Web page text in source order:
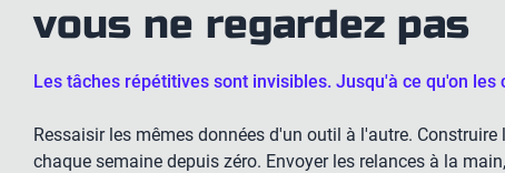
vous ne regardez pas
Les tâches répétitives sont invisibles. Jusqu'à ce qu'on les
Ressaisir les mêmes données d'un outil à l'autre. Construire
chaque semaine depuis zéro. Envoyer les relances à la